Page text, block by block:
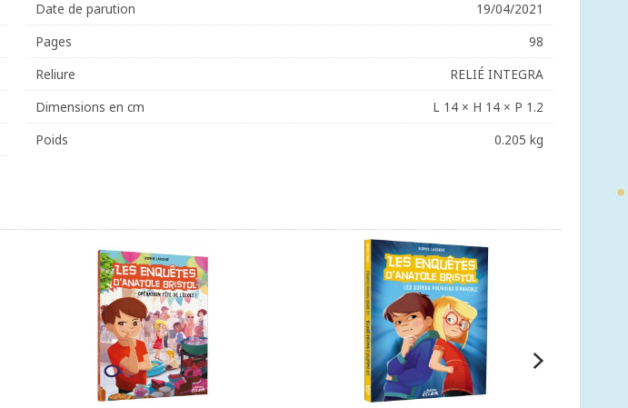
Date de parution
19/04/2021
Pages
98
Reliure
RELIÉ INTEGRA
Dimensions en cm
L 14 × H 14 × P 1.2
Poids
0.205 kg